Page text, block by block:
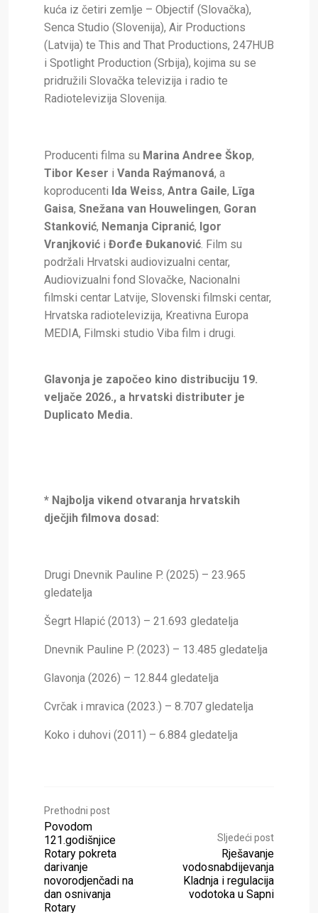
kuća iz četiri zemlje – Objectif (Slovačka),
Senca Studio (Slovenija), Air Productions
(Latvija) te This and That Productions, 247HUB
i Spotlight Production (Srbija), kojima su se
pridružili Slovačka televizija i radio te
Radiotelevizija Slovenija.
Producenti filma su Marina Andree Škop,
Tibor Keser i Vanda Raýmanová, a
koproducenti Ida Weiss, Antra Gaile, Līga
Gaisa, Snežana van Houwelingen, Goran
Stanković, Nemanja Cipranić, Igor
Vranjković i Đorđe Đukanović. Film su
podržali Hrvatski audiovizualni centar,
Audiovizualni fond Slovačke, Nacionalni
filmski centar Latvije, Slovenski filmski centar,
Hrvatska radiotelevizija, Kreativna Europa
MEDIA, Filmski studio Viba film i drugi.
Glavonja je započeo kino distribuciju 19.
veljače 2026., a hrvatski distributer je
Duplicato Media.
* Najbolja vikend otvaranja hrvatskih
dječjih filmova dosad:
Drugi Dnevnik Pauline P. (2025) – 23.965
gledatelja
Šegrt Hlapić (2013) – 21.693 gledatelja
Dnevnik Pauline P. (2023) – 13.485 gledatelja
Glavonja (2026) – 12.844 gledatelja
Cvrčak i mravica (2023.) – 8.707 gledatelja
Koko i duhovi (2011) – 6.884 gledatelja
Prethodni post
Povodom
121.godišnjice
Rotary pokreta
darivanje
novorodjenčadi na
dan osnivanja
Rotary
Sljedeći post
Rješavanje
vodosnabdijevanja
Kladnja i regulacija
vodotoka u Sapni